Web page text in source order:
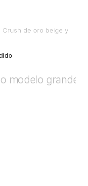
Crush de oro beige y